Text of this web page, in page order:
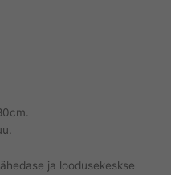
ja loodusekeskse